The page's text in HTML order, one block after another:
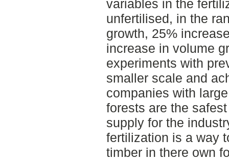
variables in the
unfertilised, in the
growth, 25%
increase in volume
experiments with
smaller scale and
companies with
forests are the
supply for the
fertilization is a way
timber in there own